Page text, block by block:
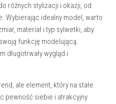
różnych stylizacji i okazji, od
Wybierając idealny model, warto
materiał i typ sylwetki, aby
funkcję modelującą.
długotrwały wygląd i
ale element, który na stałe
pewność siebie i atrakcyjny